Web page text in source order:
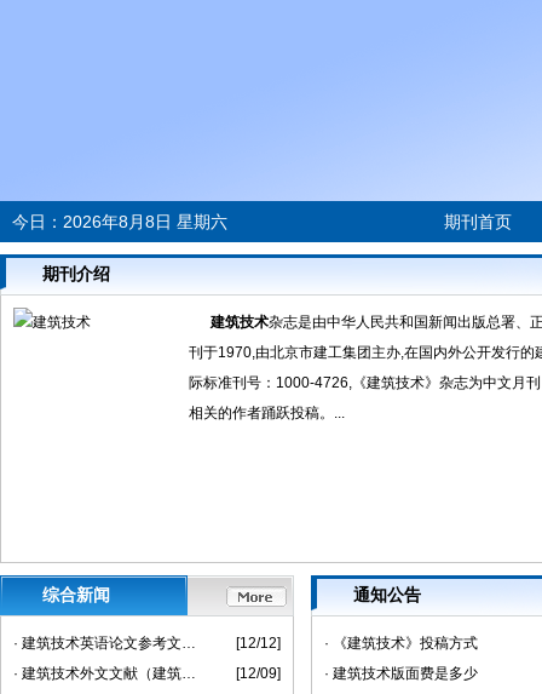
今日： 2026年8月8日 星期六 期刊首页
期刊介绍
建筑技术杂志是由中华人民共和国新闻出版总署、
刊于1970,由北京市建工集团主办,在国内外公开发行
际标准刊号：1000-4726,《建筑技术》杂志为中文月
相关的作者踊跃投稿。...
综合新闻
· 建筑技术英语论文参考文献（建筑技术英语论文
[12/12]
· 建筑技术外文文献（建筑技术外文文献有哪些）
[12/09]
通知公告
· 《建筑技术》投稿方式
· 建筑技术版面费是多少